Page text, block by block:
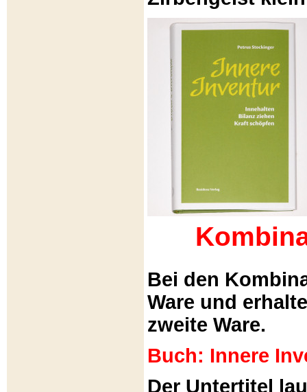
Bei den
Ware und
zweite Ware.
Buch: Innere
Der Untertitel